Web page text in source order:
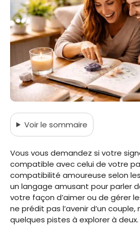
Voirle sommaire
Vous vous demandez si votre
compatible avec celui de votre
compatibilité amoureuse selon
un langage amusant pour parler
votre façon d’aimer ou de gérer
ne prédit pas l’avenir d’un
quelques pistes à explorer à deux.